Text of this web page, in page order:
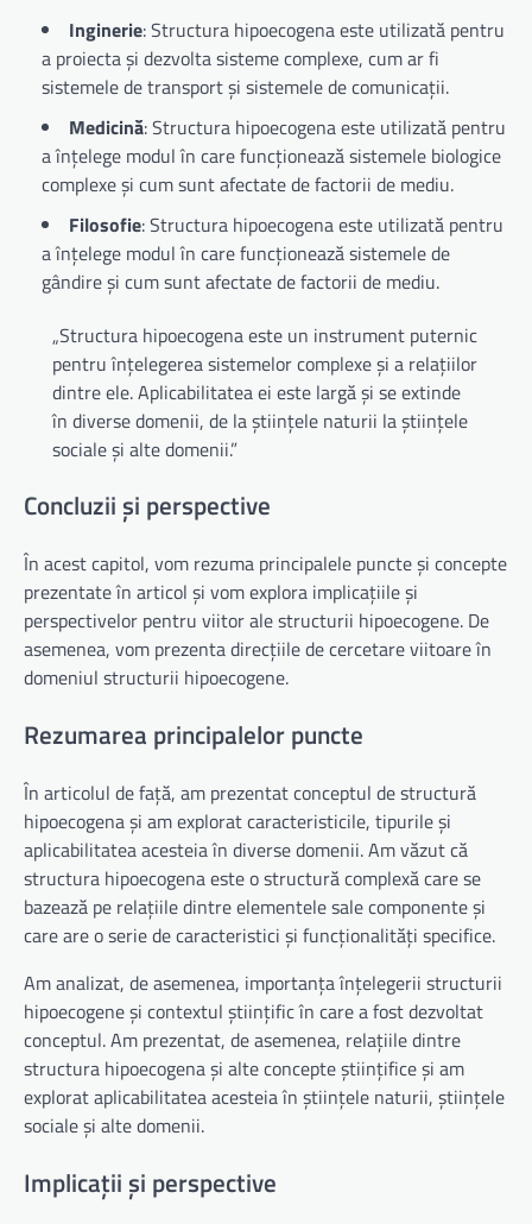
Inginerie: Structura hipoecogena este utilizată pentru
a proiecta și dezvolta sisteme complexe, cum ar fi
sistemele de transport și sistemele de comunicații.
Medicină: Structura hipoecogena este utilizată pentru
a înțelege modul în care funcționează sistemele biologice
complexe și cum sunt afectate de factorii de mediu.
Filosofie: Structura hipoecogena este utilizată pentru
a înțelege modul în care funcționează sistemele de
gândire și cum sunt afectate de factorii de mediu.
„Structura hipoecogena este un instrument puternic
pentru înțelegerea sistemelor complexe și a relațiilor
dintre ele. Aplicabilitatea ei este largă și se extinde
în diverse domenii, de la științele naturii la științele
sociale și alte domenii.”
Concluzii și perspective
În acest capitol, vom rezuma principalele puncte și concepte
prezentate în articol și vom explora implicațiile și
perspectivelor pentru viitor ale structurii hipoecogene. De
asemenea, vom prezenta direcțiile de cercetare viitoare în
domeniul structurii hipoecogene.
Rezumarea principalelor puncte
În articolul de față, am prezentat conceptul de structură
hipoecogena și am explorat caracteristicile, tipurile și
aplicabilitatea acesteia în diverse domenii. Am văzut că
structura hipoecogena este o structură complexă care se
bazează pe relațiile dintre elementele sale componente și
care are o serie de caracteristici și funcționalități specifice.
Am analizat, de asemenea, importanța înțelegerii structurii
hipoecogene și contextul științific în care a fost dezvoltat
conceptul. Am prezentat, de asemenea, relațiile dintre
structura hipoecogena și alte concepte științifice și am
explorat aplicabilitatea acesteia în științele naturii, științele
sociale și alte domenii.
Implicații și perspective